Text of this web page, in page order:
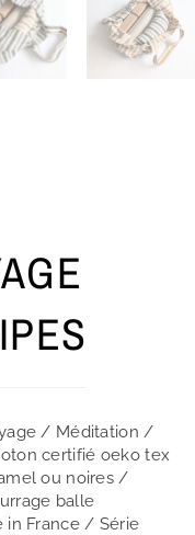
/ Méditation /
certifié oeko tex
ou noires /
balle
in France / Série